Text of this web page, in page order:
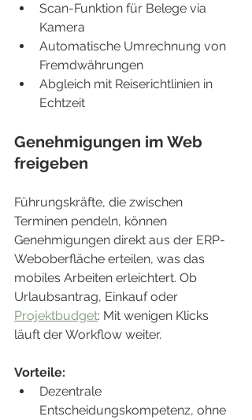
Scan-Funktion für Belege via
Kamera
Automatische Umrechnung von
Fremdwährungen
Abgleich mit Reiserichtlinien in
Echtzeit
Genehmigungen im Web
freigeben
Führungskräfte, die zwischen
Terminen pendeln, können
Genehmigungen direkt aus der ERP-
Weboberfläche erteilen, was das
mobiles Arbeiten erleichtert. Ob
Urlaubsantrag, Einkauf oder
Projektbudget: Mit wenigen Klicks
läuft der Workflow weiter.
Vorteile:
Dezentrale
Entscheidungskompetenz, ohne